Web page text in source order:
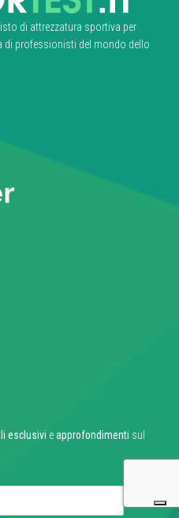
di attrezzatura sportiva per
di professionisti del mondo dello
esclusivi eapprofondimenti sul